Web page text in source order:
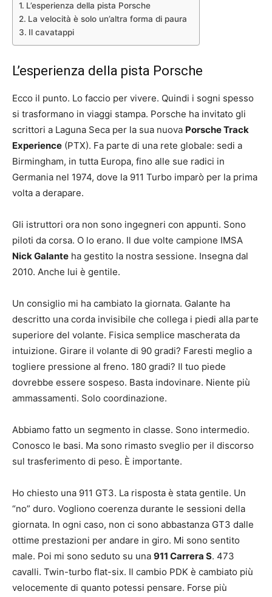
L’esperienza della pista Porsche
La velocità è solo un’altra forma di paura
Il cavatappi
L’esperienza della pista Porsche
Ecco il punto. Lo faccio per vivere. Quindi i sogni spesso
si trasformano in viaggi stampa. Porsche ha invitato gli
scrittori a Laguna Seca per la sua nuova Porsche Track
Experience (PTX). Fa parte di una rete globale: sedi a
Birmingham, in tutta Europa, fino alle sue radici in
Germania nel 1974, dove la 911 Turbo imparò per la prima
volta a derapare.
Gli istruttori ora non sono ingegneri con appunti. Sono
piloti da corsa. O lo erano. Il due volte campione IMSA
Nick Galante ha gestito la nostra sessione. Insegna dal
2010. Anche lui è gentile.
Un consiglio mi ha cambiato la giornata. Galante ha
descritto una corda invisibile che collega i piedi alla parte
superiore del volante. Fisica semplice mascherata da
intuizione. Girare il volante di 90 gradi? Faresti meglio a
togliere pressione al freno. 180 gradi? Il tuo piede
dovrebbe essere sospeso. Basta indovinare. Niente più
ammassamenti. Solo coordinazione.
Abbiamo fatto un segmento in classe. Sono intermedio.
Conosco le basi. Ma sono rimasto sveglio per il discorso
sul trasferimento di peso. È importante.
Ho chiesto una 911 GT3. La risposta è stata gentile. Un
“no” duro. Vogliono coerenza durante le sessioni della
giornata. In ogni caso, non ci sono abbastanza GT3 dalle
ottime prestazioni per andare in giro. Mi sono sentito
male. Poi mi sono seduto su una 911 Carrera S. 473
cavalli. Twin-turbo flat-six. Il cambio PDK è cambiato più
velocemente di quanto potessi pensare. Forse più